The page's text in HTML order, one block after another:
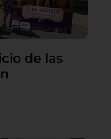
de las